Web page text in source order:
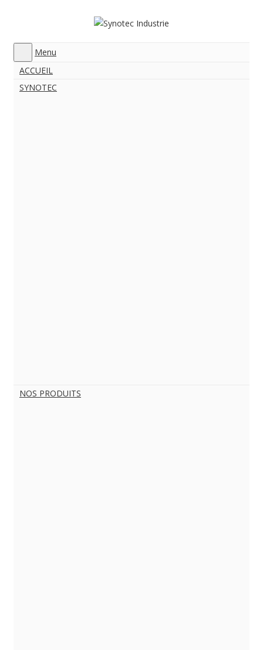
Menu
ACCUEIL
SYNOTEC
NOS PRODUITS